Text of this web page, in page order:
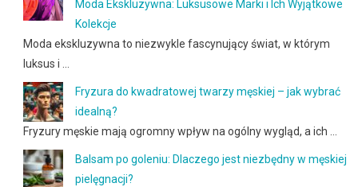
Moda Ekskluzywna: Luksusowe Marki i Ich Wyjątkowe
Kolekcje
Moda ekskluzywna to niezwykle fascynujący świat, w którym
luksus i …
Fryzura do kwadratowej twarzy męskiej – jak wybrać
idealną?
Fryzury męskie mają ogromny wpływ na ogólny wygląd, a ich …
Balsam po goleniu: Dlaczego jest niezbędny w męskiej
pielęgnacji?